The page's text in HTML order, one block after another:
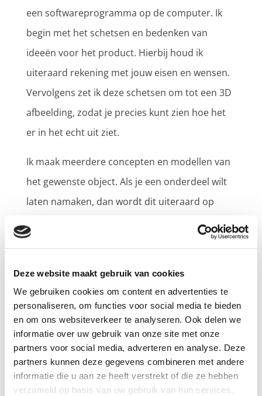
Deze website maakt gebruik van cookies
We gebruiken cookies om content en advertenties te
personaliseren, om functies voor social media te bieden
en om ons websiteverkeer te analyseren. Ook delen we
informatie over uw gebruik van onze site met onze
partners voor social media, adverteren en analyse. Deze
partners kunnen deze gegevens combineren met andere
informatie die u aan ze heeft verstrekt of die ze hebben
verzameld op basis van uw gebruik van hun services.
een softwareprogramma op de computer. Ik
begin met het schetsen en bedenken van
ideeën voor het product. Hierbij houd ik
uiteraard rekening met jouw eisen en wensen.
Vervolgens zet ik deze schetsen om tot een 3D
afbeelding, zodat je precies kunt zien hoe het
er in het echt uit ziet.
Ik maak meerdere concepten en modellen van
het gewenste object. Als je een onderdeel wilt
laten namaken, dan wordt dit uiteraard op
maat gedaan. Bovendien hoef je zelf geen
ingewikkelde software te installeren. Als de
Concepten 3D afdrukken
Het is mogelijk om 3D ontwerpen te laten
afdrukken met een 3D printer. Je ziet van
tevoren precies hoe het object of onderdeel
eruit komt te zien, dus je komt niet voor